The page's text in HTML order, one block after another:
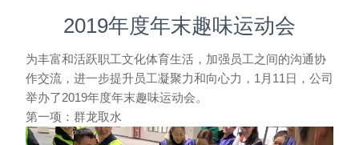
2019年度年末趣味运动会
为丰富和活跃职工文化体育生活，加强员工之间的沟通协
作交流，进一步提升员工凝聚力和向心力， 1 月 11 日，公司
举办了2019年度年末趣味运动会。
第一项：群龙取水